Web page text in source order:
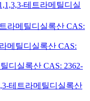
테트라메틸디실
라메틸디실록산 CAS:
메틸디실록산 CAS:
디실록산 CAS: 2362-
테트라메틸디실록산